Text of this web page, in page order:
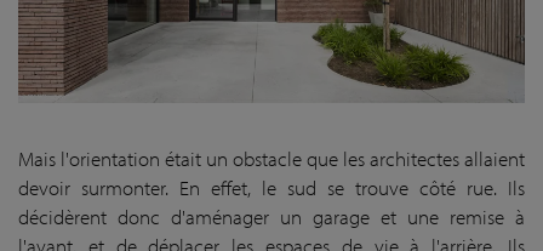
Mais l'orientation était un obstacle que les architectes allaient
devoir surmonter. En effet, le sud se trouve côté rue. Ils
décidèrent donc d'aménager un garage et une remise à
l'avant, et de déplacer les espaces de vie à l'arrière. Ils